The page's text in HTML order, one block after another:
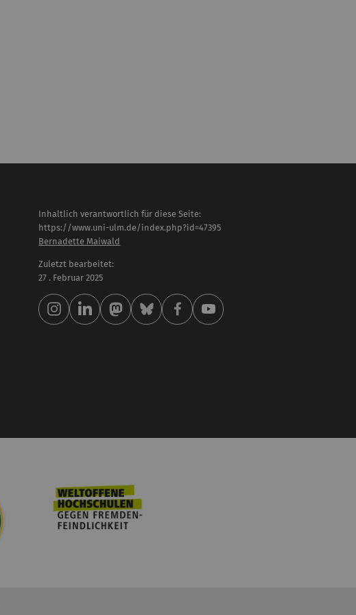
Inhaltlich verantwortlich für diese Seite:
https://www.uni-ulm.de/index.php?id=47395
Bernadette Maiwald
Zuletzt bearbeitet:
27 . Februar 2025